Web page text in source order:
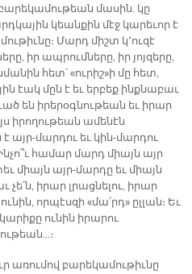
մասին. կը
կեանքին մէջ կարեւոր է
Մարդ միշտ կ՚ուզէ
իր ապրումները, իր յոյզերը,
հետ՝ «ուրիշ»ի մը հետ,
էակ մըն է եւ երբեք ինքնաբաւ
են իրերօգնութեան եւ իրար
իրողութեան ամենէն
այր-մարդու եւ կին-մարդու
համար մարդ միայն այր
միայն այր-մարդը եւ միայն
իրար լրացնելու, իրար
որպէսզի «մա՛րդ» ըլլան։ Եւ
ունին իրարու
առումով բարեկամութիւնը